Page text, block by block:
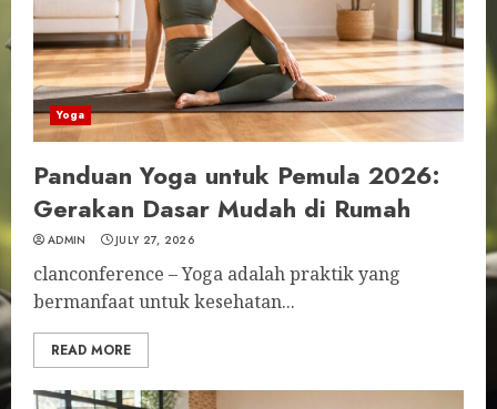
Yoga
Panduan Yoga untuk Pemula 2026:
Gerakan Dasar Mudah di Rumah
ADMIN JULY 27, 2026
clanconference – Yoga adalah praktik yang
bermanfaat untuk kesehatan...
READ MORE